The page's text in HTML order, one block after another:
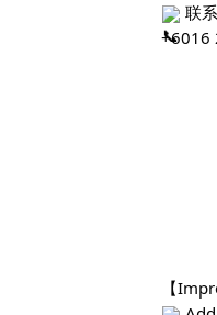
联
+6016
【